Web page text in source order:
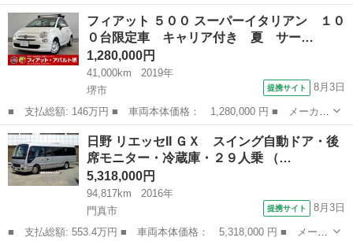
名： フィアット ■ 車種名： ５００ ■ グレード名： １．２
ドルチェ ワンオーナー ＨＩＤヘッドライト ガラスルーフ ＥＴ
Ｃ 前後ド...
大阪 堺市
フィアット ５００ スーパーイタリアン １０
０台限定車 キャリア付き 夏 サー…
1,280,000円
41,000km
2019年
堺市
提携サイト 8月3日
■ 支払総額: 146万円 ■ 車両本体価格： 1,280,000 円 ■ メーカー
名： フィアット ■ 車種名： ５００ ■ グレード名： スーパー
イタリアン １００台限定車 キャリア付き 夏 サーフィン 冬
スノボー ...
大阪 堺市 その他
日野 リエッセII ＧＸ スイング自動ドア・後
席モニター・冷蔵庫・２９人乗 （…
5,318,000円
94,817km
2016年
門真市
提携サイト 8月3日
■ 支払総額: 553.4万円 ■ 車両本体価格： 5,318,000 円 ■ メーカ